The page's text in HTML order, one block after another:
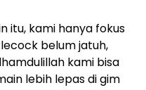
itu, kami hanya fokus
belum jatuh,
kami bisa
lebih lepas di gim